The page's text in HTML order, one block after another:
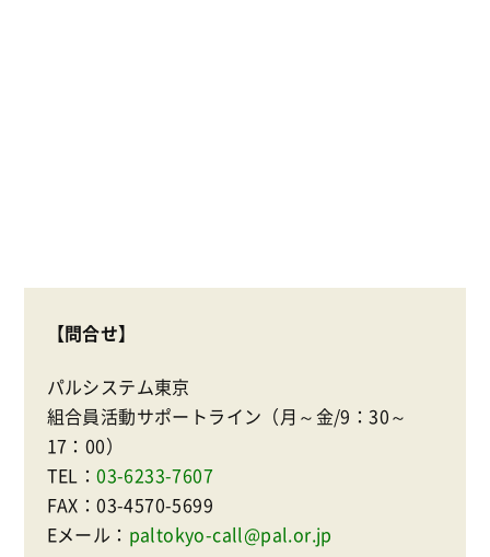
【問合せ】
パルシステム東京
組合員活動サポートライン（月～金/9：30～
17：00）
TEL：03-6233-7607
FAX：03-4570-5699
Eメール： paltokyo-call@pal.or.jp